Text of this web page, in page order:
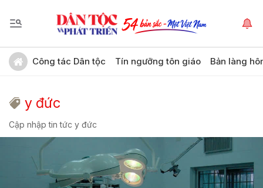
Công tác Dân tộc Tín ngưỡng tôn giáo Bản làng
y đức
Cập nhập tin tức y đức